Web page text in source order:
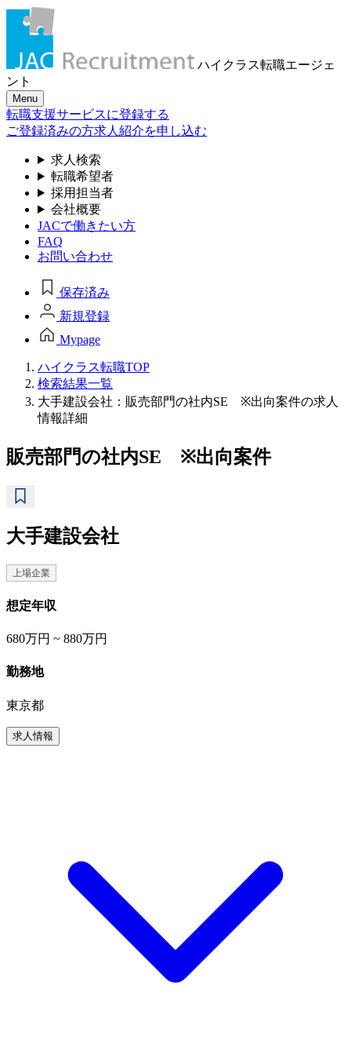
ハイクラス転職エージェ
ント
Menu
転職支援サービスに登録する
ご登録済みの方求人紹介を申し込む
求人検索
転職希望者
採用担当者
会社概要
JACで働きたい方
FAQ
お問い合わせ
保存済み
新規登録
Mypage
ハイクラス転職TOP
検索結果一覧
大手建設会社：販売部門の社内SE ※出向案件の求人
情報詳細
販売部門の社内SE ※出向案件
大手建設会社
上場企業
想定年収
680万円 ~ 880万円
勤務地
東京都
求人情報